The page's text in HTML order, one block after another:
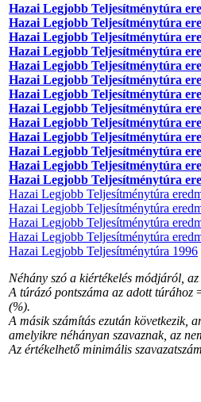
Hazai Legjobb Teljesítménytúra
Hazai Legjobb Teljesítménytúra
Hazai Legjobb Teljesítménytúra
Hazai Legjobb Teljesítménytúra
Hazai Legjobb Teljesítménytúra
Hazai Legjobb Teljesítménytúra
Hazai Legjobb Teljesítménytúra
Hazai Legjobb Teljesítménytúra
Hazai Legjobb Teljesítménytúra
Hazai Legjobb Teljesítménytúra
Hazai Legjobb Teljesítménytúra
Hazai Legjobb Teljesítménytúra
Hazai Legjobb Teljesítménytúra
Hazai Legjobb Teljesítménytúra
Hazai Legjobb Teljesítménytúra
Hazai Legjobb Teljesítménytúra
Hazai Legjobb Teljesítménytúra
Hazai Legjobb Teljesítménytúra 1996
Néhány szó a kiértékelés módjáról,
A túrázó pontszáma az adott túrához
(%).
A másik számítás ezután következik,
amelyikre néhányan szavaznak, az
Az értékelhető minimális